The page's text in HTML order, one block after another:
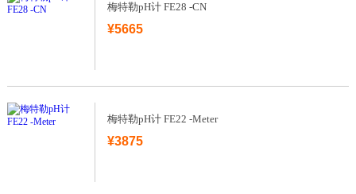
梅特勒pH计 FE28 -CN
¥5665
梅特勒pH计 FE22 -Meter
¥3875